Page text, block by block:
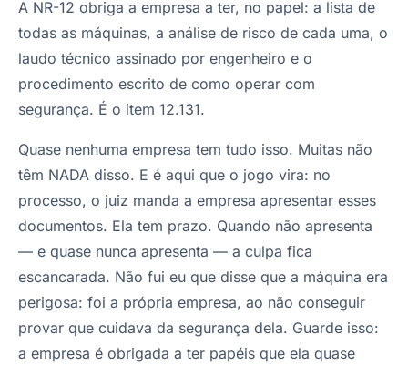
A NR-12 obriga a empresa a ter, no papel: a lista de
todas as máquinas, a análise de risco de cada uma, o
laudo técnico assinado por engenheiro e o
procedimento escrito de como operar com
segurança. É o item 12.131.
Quase nenhuma empresa tem tudo isso. Muitas não
têm NADA disso. E é aqui que o jogo vira: no
processo, o juiz manda a empresa apresentar esses
documentos. Ela tem prazo. Quando não apresenta
— e quase nunca apresenta — a culpa fica
escancarada. Não fui eu que disse que a máquina era
perigosa: foi a própria empresa, ao não conseguir
provar que cuidava da segurança dela. Guarde isso:
a empresa é obrigada a ter papéis que ela quase